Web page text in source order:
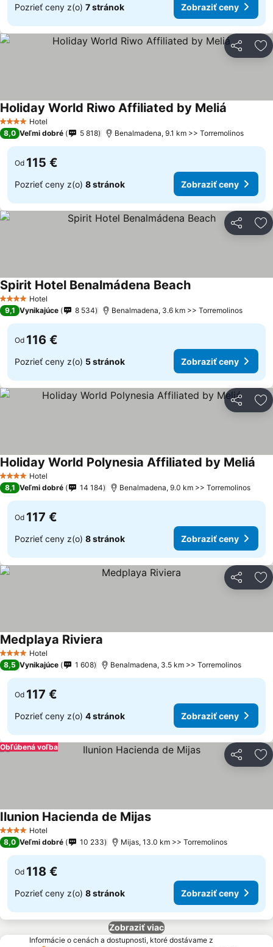
Pozrieť ceny z(o) 7 stránok Zobraziť ceny
Zdieľať
4 Počet hviezdičiek
Hotel
Holiday World Riwo Affiliated by Meliá
8,0 Veľmi dobré 5 818 Benalmadena, 9.1 km >> Torremolinos
Od 115 €
Pozrieť ceny z(o) 8 stránok Zobraziť ceny
Zdieľať
4 Počet hviezdičiek
Hotel
Spirit Hotel Benalmádena Beach
9,1 Vynikajúce 8 534 Benalmadena, 3.6 km >> Torremolinos
Od 116 €
Pozrieť ceny z(o) 5 stránok Zobraziť ceny
Zdieľať
4 Počet hviezdičiek
Hotel
Holiday World Polynesia Affiliated by Meliá
8,1 Veľmi dobré 14 184 Benalmadena, 9.0 km >> Torremolinos
Od 117 €
Pozrieť ceny z(o) 8 stránok Zobraziť ceny
Zdieľať
4 Počet hviezdičiek
Hotel
Medplaya Riviera
8,5 Vynikajúce 1 608 Benalmadena, 3.5 km >> Torremolinos
Od 117 €
Pozrieť ceny z(o) 4 stránok Zobraziť ceny
Zdieľať
Obľúbená voľba
4 Počet hviezdičiek
Hotel
Ilunion Hacienda de Mijas
8,0 Veľmi dobré 10 233 Mijas, 13.0 km >> Torremolinos
Od 118 €
Pozrieť ceny z(o) 8 stránok Zobraziť ceny
Zobraziť viac
Informácie o cenách a dostupnosti, ktoré dostávame z